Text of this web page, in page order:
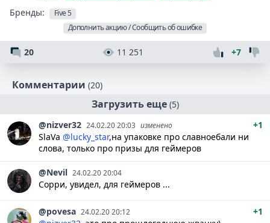
Бренды:
Five 5
Дополнить акцию / Сообщить об ошибке
20 11 251 +7
Комментарии (20)
Загрузить еще (5)
@nizver32 24.02.20 20:03 изменено
+1
SlaVa @lucky_star,на упаковке про славноебали ни
слова, только про призы для геймеров
@Nevil 24.02.20 20:04
Сорри, увидел, для геймеров ...
@povesa 24.02.20 20:12
+1